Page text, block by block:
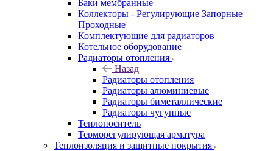
Баки мембранные
Коллекторы - Регулирующие Запорные
Проходные
Комплектующие для радиаторов
Котельное оборудование
Радиаторы отопления
Назад
Радиаторы отопления
Радиаторы алюминиевые
Радиаторы биметаллические
Радиаторы чугунные
Теплоноситель
Терморегулирующая арматура
Теплоизоляция и защитные покрытия